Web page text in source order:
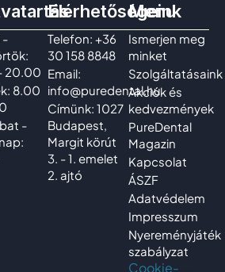
-
20.00
8.00
-
Elérhetőségeink
Telefon: +36
30 158 8848
Email:
info@puredental.hu
Címünk: 1027
Budapest,
Margit körút
3. - 1. emelet
2. ajtó
Menu
Ismerjen meg
minket
Szolgáltatásaink
Akciók és
kedvezmények
PureDental
Magazin
Kapcsolat
ÁSZF
Adatvédelem
Impresszum
Nyereményjáték
szabályzat
Cookie-